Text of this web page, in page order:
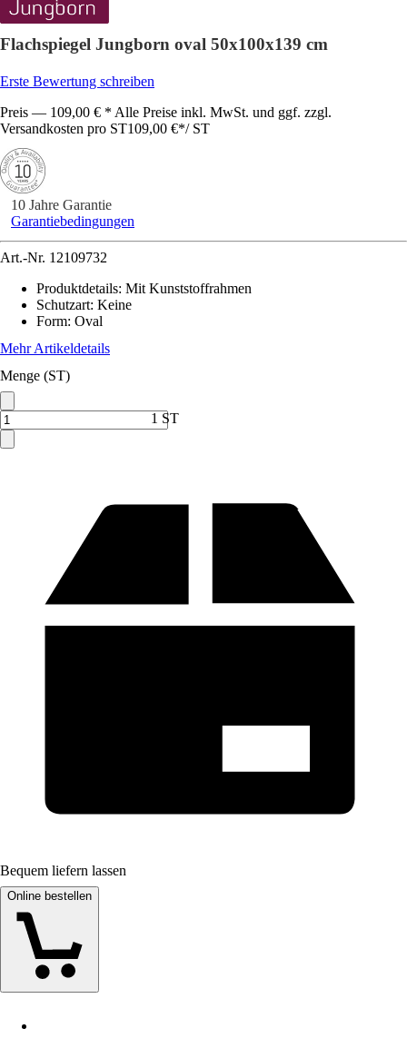
Flachspiegel Jungborn oval 50x100x139 cm
Erste Bewertung schreiben
Preis — 109,00 € * Alle Preise inkl. MwSt. und ggf. zzgl.
Versandkosten pro ST109,00 €*/ ST
10 Jahre Garantie
Garantiebedingungen
Art.-Nr. 12109732
Produktdetails: Mit Kunststoffrahmen
Schutzart: Keine
Form: Oval
Mehr Artikeldetails
Menge (ST)
1 ST
Bequem liefern lassen
Online bestellen